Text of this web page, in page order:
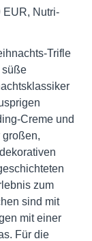
EUR, Nutri-
Trifle
süße
Creme und
großen,
zum
sind mit
mit einer
Für die